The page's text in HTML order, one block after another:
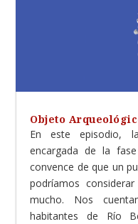
Objeto
En este episodio,
encargada de la
convence de que un
podríamos
mucho. Nos
habitantes de Río